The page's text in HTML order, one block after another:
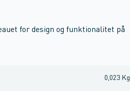
for design og funktionalitet på
0,023 Kg